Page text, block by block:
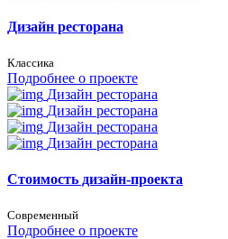
Дизайн ресторана
Классика
Подробнее о проекте
Дизайн ресторана
Дизайн ресторана
Дизайн ресторана
Дизайн ресторана
Стоимость дизайн-проекта
Современный
Подробнее о проекте